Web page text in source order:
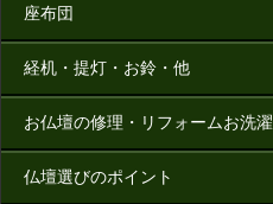
座布団
経机・提灯・お鈴・他
お仏壇の修理・リフォームお洗濯
仏壇選びのポイント